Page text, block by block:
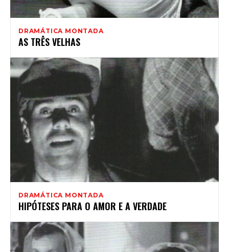
DRAMÁTICA MONTADA
AS TRÊS VELHAS
DRAMÁTICA MONTADA
HIPÓTESES PARA O AMOR E A VERDADE